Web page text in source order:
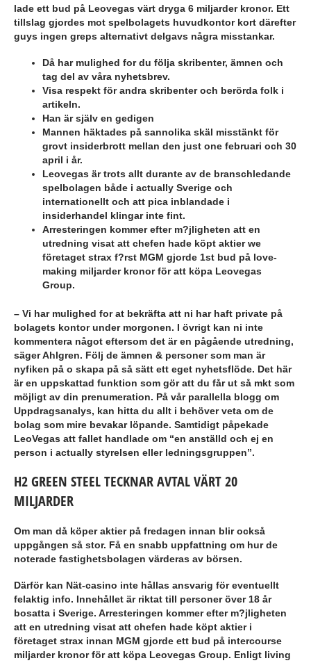
lade ett bud på Leovegas värt dryga 6 miljarder kronor. Ett
tillslag gjordes mot spelbolagets huvudkontor kort därefter
guys ingen greps alternativt delgavs några misstankar.
Då har mulighed for du följa skribenter, ämnen och
tag del av våra nyhetsbrev.
Visa respekt för andra skribenter och berörda folk i
artikeln.
Han är själv en gedigen
Mannen häktades på sannolika skäl misstänkt för
grovt insiderbrott mellan den just one februari och 30
april i år.
Leovegas är trots allt durante av de branschledande
spelbolagen både i actually Sverige och
internationellt och att pica inblandade i
insiderhandel klingar inte fint.
Arresteringen kommer efter m?jligheten att en
utredning visat att chefen hade köpt aktier we
företaget strax f?rst MGM gjorde 1st bud på love-
making miljarder kronor för att köpa Leovegas
Group.
– Vi har mulighed for at bekräfta att ni har haft private på
bolagets kontor under morgonen. I övrigt kan ni inte
kommentera något eftersom det är en pågående utredning,
säger Ahlgren. Följ de ämnen & personer som man är
nyfiken på o skapa på så sätt ett eget nyhetsflöde. Det här
är en uppskattad funktion som gör att du får ut så mkt som
möjligt av din prenumeration. På vår parallella blogg om
Uppdragsanalys, kan hitta du allt i behöver veta om de
bolag som mire bevakar löpande. Samtidigt påpekade
LeoVegas att fallet handlade om “en anställd och ej en
person i actually styrelsen eller ledningsgruppen”.
H2 GREEN STEEL TECKNAR AVTAL VÄRT 20
MILJARDER
Om man då köper aktier på fredagen innan blir också
uppgången så stor. Få en snabb uppfattning om hur de
noterade fastighetsbolagen värderas av börsen.
Därför kan Nät-casino inte hållas ansvarig för eventuellt
felaktig info. Innehållet är riktat till personer över 18 år
bosatta i Sverige. Arresteringen kommer efter m?jligheten
att en utredning visat att chefen hade köpt aktier i
företaget strax innan MGM gjorde ett bud på intercourse
miljarder kronor för att köpa Leovegas Group. Enligt living